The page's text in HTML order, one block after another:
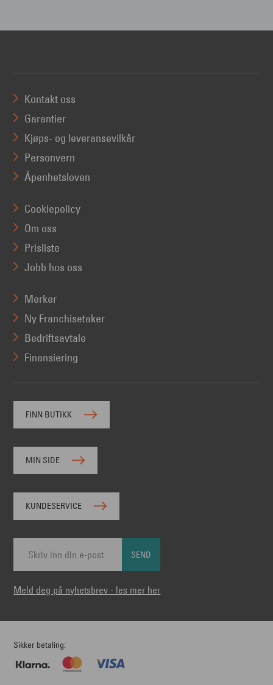
Kontakt oss
Garantier
Kjøps- og leveransevilkår
Personvern
Åpenhetsloven
Cookiepolicy
Om oss
Prisliste
Jobb hos oss
Merker
Ny Franchisetaker
Bedriftsavtale
Finansiering
FINN BUTIKK
MIN SIDE
KUNDESERVICE
SEND
Meld deg på nyhetsbrev - les mer her
Sikker betaling